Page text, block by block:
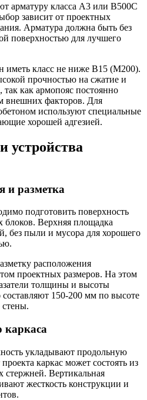
арматуру класса А3 или В500С
зависит от проектных
Арматура должна быть без
поверхностью для лучшего
иметь класс не ниже В15 (М200).
прочностью на сжатие и
как армопояс постоянно
внешних факторов. Для
используют специальные
хорошей адгезией.
устройства
и разметка
подготовить поверхность
блоков. Верхняя площадка
без пыли и мусора для хорошего
расположения
проектных размеров. На этом
толщины и высоты
150-200 мм по высоте
каркаса
укладывают продольную
каркас может состоять из
стержней. Вертикальная
жесткость конструкции и